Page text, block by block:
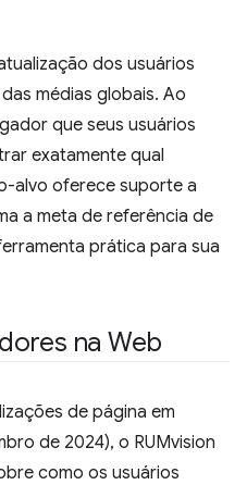
dos usuários
médias globais. Ao
que seus usuários
exatamente qual
alvo oferece suporte a
a meta de referência de
prática para sua
na Web
de página em
de 2024), o RUMvision
como os usuários